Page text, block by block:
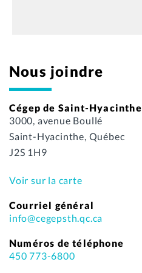
Nous joindre
Cégep de Saint-Hyacinthe
3000, avenue Boullé
Saint-Hyacinthe, Québec
J2S 1H9
Voir sur la carte
Courriel général
info@cegepsth.qc.ca
Numéros de téléphone
450 773-6800